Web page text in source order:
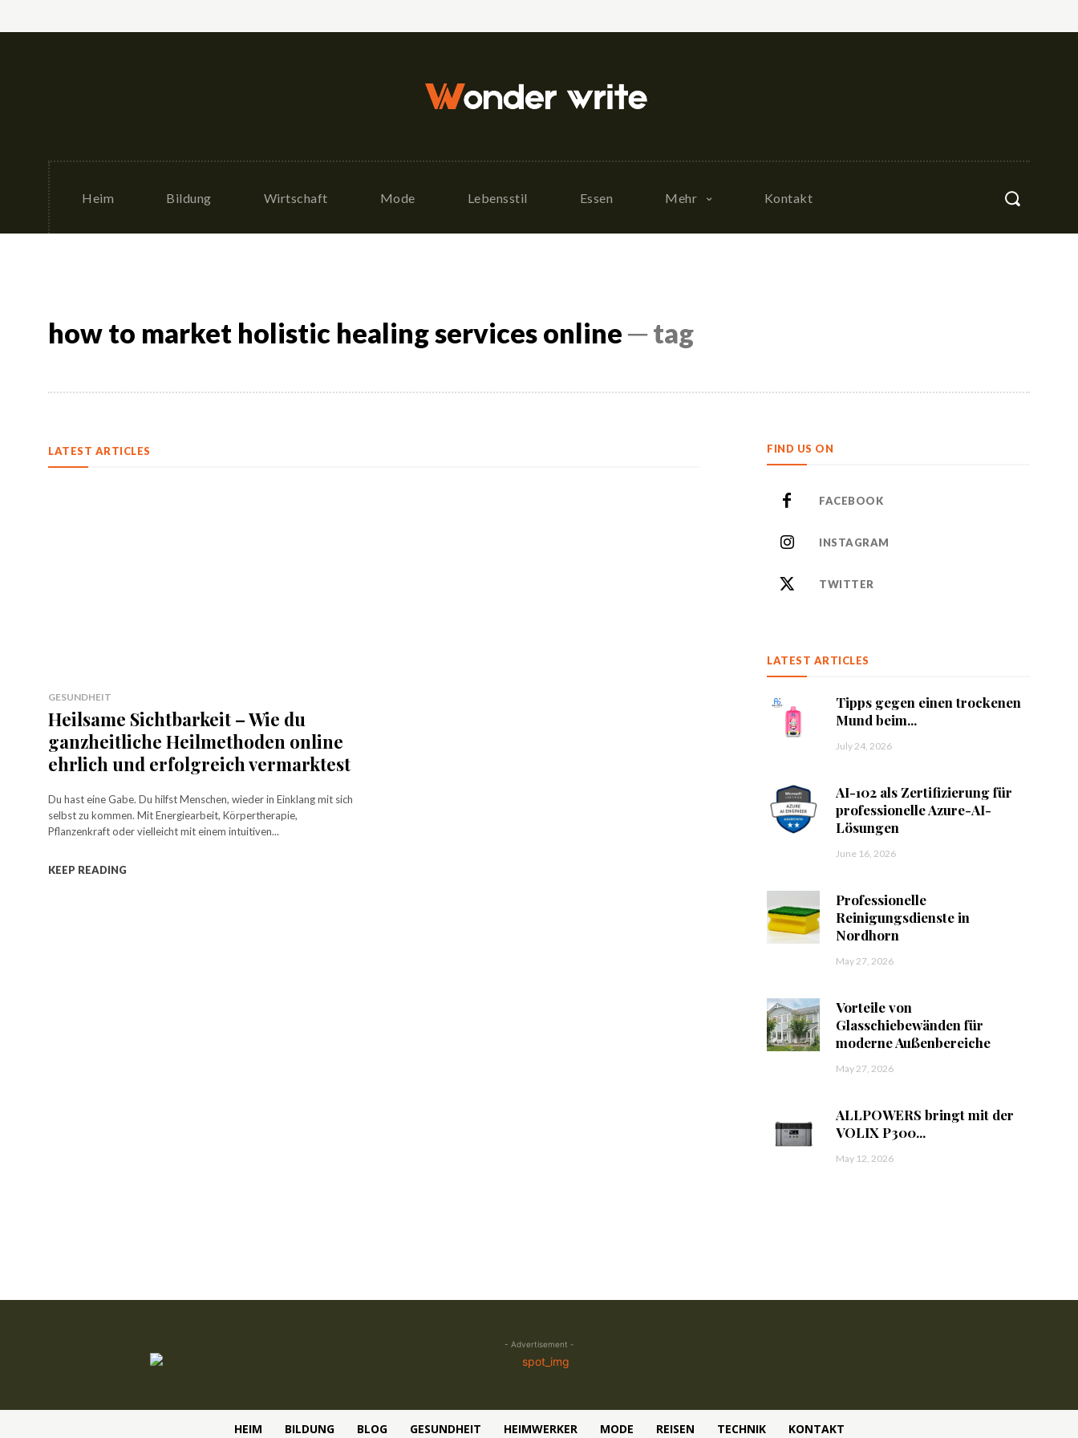
Heim Bildung Wirtschaft Mode Lebensstil Essen Mehr Kontakt
how to market holistic healing services online─ tag
LATEST ARTICLES
GESUNDHEIT
Heilsame Sichtbarkeit – Wie du
ganzheitliche Heilmethoden online
ehrlich und erfolgreich vermarktest
Du hast eine Gabe. Du hilfst Menschen, wieder in Einklang mit sich
selbst zu kommen. Mit Energiearbeit, Körpertherapie,
Pflanzenkraft oder vielleicht mit einem intuitiven...
KEEP READING
FIND US ON
FACEBOOK
INSTAGRAM
TWITTER
LATEST ARTICLES
Tipps gegen einen trockenen
Mund beim...
July 24, 2026
AI-102 als Zertifizierung für
professionelle Azure-AI-
Lösungen
June 16, 2026
Professionelle
Reinigungsdienste in
Nordhorn
May 27, 2026
Vorteile von
Glasschiebewänden für
moderne Außenbereiche
May 27, 2026
ALLPOWERS bringt mit der
VOLIX P300...
May 12, 2026
- Advertisement -
HEIM BILDUNG BLOG GESUNDHEIT HEIMWERKER MODE REISEN TECHNIK KONTAKT